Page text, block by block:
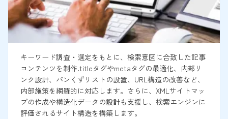
キーワード調査・選定をもとに、検索意図に合致した記事
コンテンツを制作.titleタグやmetaタグの最適化、内部リ
ンク設計、パンくずリストの設置、URL構造の改善など、
内部施策を網羅的に対応します。さらに、XMLサイトマッ
プの作成や構造化データの設計も支援し、検索エンジンに
評価されるサイト構造を構築します。